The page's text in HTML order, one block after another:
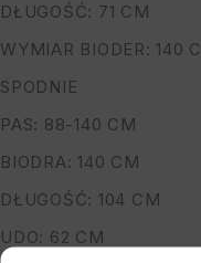
DŁUGOŚĆ: 71 CM
WYMIAR BIODER: 140
SPODNIE
PAS: 88-140 CM
BIODRA: 140 CM
DŁUGOŚĆ: 104 CM
UDO: 62 CM